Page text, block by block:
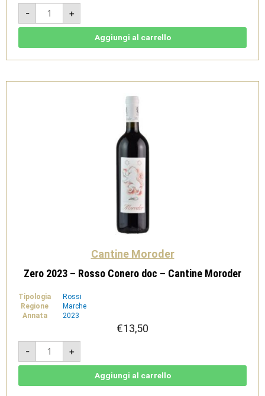
-
Extra
Dry
2024
-
Moroder
+
Aggiungi al carrello
Cantine Moroder
Zero 2023 – Rosso Conero doc – Cantine Moroder
Tipologia
Rossi
Regione
Marche
Annata
2023
€13,50
-
Zero
2023
-
Rosso
+
Aggiungi al carrello